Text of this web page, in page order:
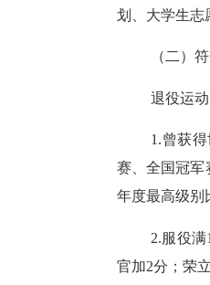
划、大学生志
（二）
退役运
1.曾获
赛、全国冠军
年度最高级别
2.服役
官加2分；荣